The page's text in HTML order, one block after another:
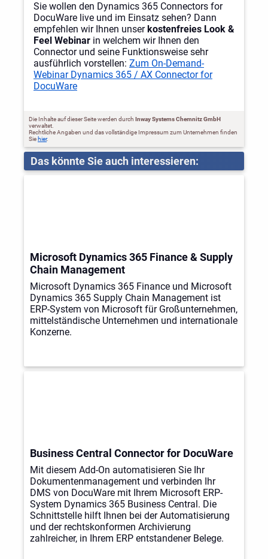
Sie wollen den Dynamics 365 Connectors for
DocuWare live und im Einsatz sehen? Dann
empfehlen wir Ihnen unser kostenfreies Look &
Feel Webinar in welchem wir Ihnen den
Connector und seine Funktionsweise sehr
ausführlich vorstellen: Zum On-Demand-
Webinar Dynamics 365 / AX Connector for
DocuWare
Die Inhalte auf dieser Seite werden durch Inway Systems Chemnitz GmbH
verwaltet.
Rechtliche Angaben und das vollständige Impressum zum Unternehmen finden
Sie hier.
Das könnte Sie auch interessieren:
Microsoft Dynamics 365 Finance & Supply
Chain Management
Microsoft Dynamics 365 Finance und Microsoft
Dynamics 365 Supply Chain Management ist
ERP-System von Microsoft für Großunternehmen,
mittelständische Unternehmen und internationale
Konzerne.
Business Central Connector for DocuWare
Mit diesem Add-On automatisieren Sie Ihr
Dokumentenmanagement und verbinden Ihr
DMS von DocuWare mit Ihrem Microsoft ERP-
System Dynamics 365 Business Central. Die
Schnittstelle hilft Ihnen bei der Automatisierung
und der rechtskonformen Archivierung
zahlreicher, in Ihrem ERP entstandener Belege.